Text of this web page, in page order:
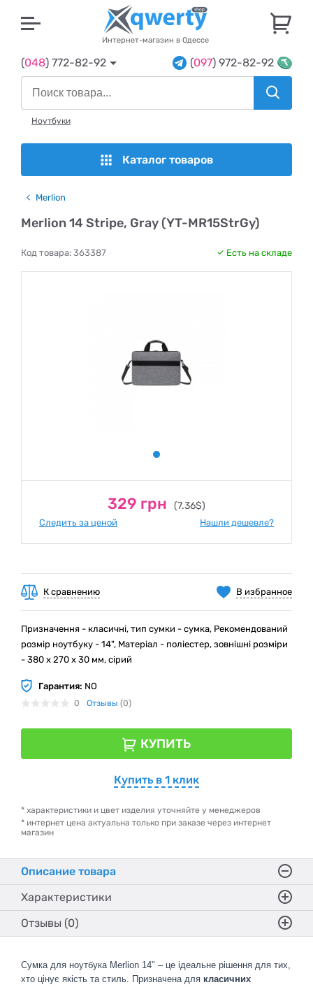
Интернет-магазин в Одессе
(048) 772-82-92 (097) 972-82-92
Ноутбуки
Каталог товаров
Merlion
Merlion 14 Stripe, Gray (YT-MR15StrGy)
Код товара: 363387 Есть на складе
329 грн (7.36$)
Следить за ценой Нашли дешевле?
В избранное
К сравнению
Призначення - класичні, тип сумки - сумка, Рекомендований
розмір ноутбуку - 14", Матеріал - поліестер, зовнішні розміри
- 380 х 270 х 30 мм, сірий
Гарантия: NO
0 Отзывы (0)
КУПИТЬ
Купить в 1 клик
* характеристики и цвет изделия уточняйте у менеджеров
* интернет цена актуальна только при заказе через интернет
магазин
Описание товара
Характеристики
Отзывы (0)
Сумка для ноутбука Merlion 14" – це ідеальне рішення для тих,
хто цінує якість та стиль. Призначена для класичних